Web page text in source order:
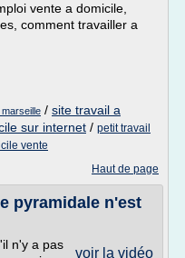
vente a domicile,
comment travailler a
/ site travail a
sur internet / petit travail
vente
Haut de page
pyramidale n'est
voir la vidéo
n'y a pas